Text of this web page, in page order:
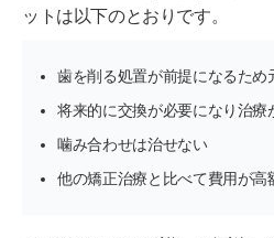
い？
ットは以下のとおりです。
歯を削る処置が前提になるため
将来的に交換が必要になり治療
噛み合わせは治せない
他の矯正治療と比べて費用が高